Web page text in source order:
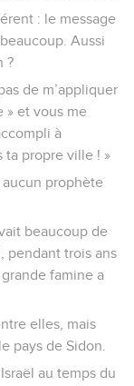
: le message
Aussi
?
de m’appliquer
» et vous me
à
ta propre ville ! »
aucun prophète
beaucoup de
pendant trois ans
famine a
elles, mais
pays de Sidon.
au temps du